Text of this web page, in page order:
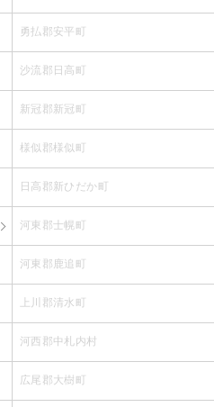
勇払郡安平町
沙流郡日高町
新冠郡新冠町
様似郡様似町
日高郡新ひだか町
河東郡士幌町
河東郡鹿追町
上川郡清水町
河西郡中札内村
広尾郡大樹町